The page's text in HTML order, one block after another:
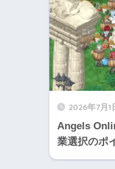
2026年7月1
Angels
業選択のポ